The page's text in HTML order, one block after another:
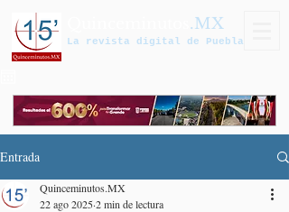
.MX
La revista digital de Puebla
Entrada
Quinceminutos.MX
22 ago 20252 min de lectura